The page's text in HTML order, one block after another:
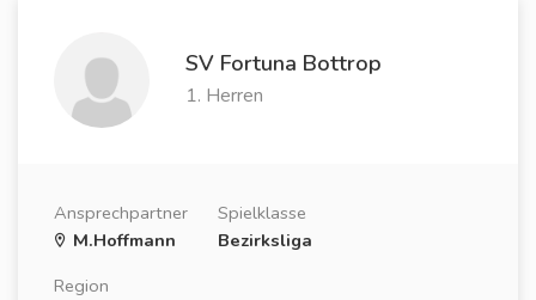
SV Fortuna Bottrop
1. Herren
Ansprechpartner
M.Hoffmann
Spielklasse
Bezirksliga
Region